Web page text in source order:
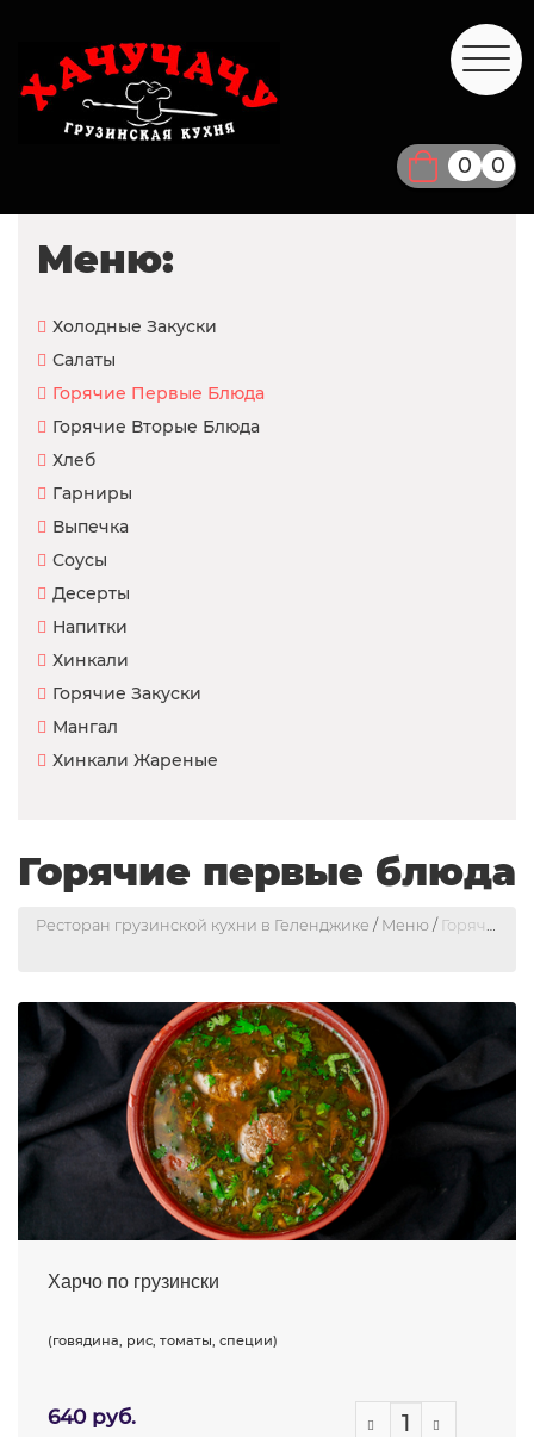
0 0
Меню:
Холодные Закуски
Салаты
Горячие Первые Блюда
Горячие Вторые Блюда
Хлеб
Гарниры
Выпечка
Соусы
Десерты
Напитки
Хинкали
Горячие Закуски
Мангал
Хинкали Жареные
Горячие первые блюда
Ресторан грузинской кухни в Геленджике / Меню / Горячие первые блюда
Харчо по грузински
(говядина, рис, томаты, специи)
640 руб.